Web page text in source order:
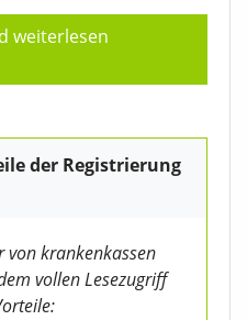
weiterlesen
der Registrierung
von krankenkassen
vollen Lesezugriff